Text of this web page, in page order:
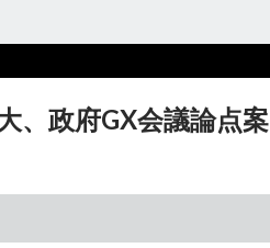
、政府GX会議論点案